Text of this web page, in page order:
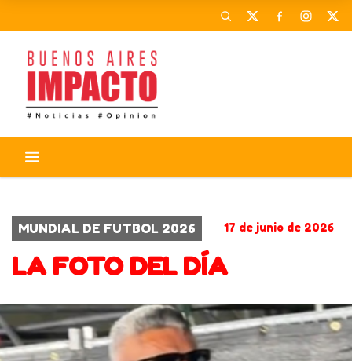
MUNDIAL DE FUTBOL 2026 17 de junio de 2026
LA FOTO DEL DÍA